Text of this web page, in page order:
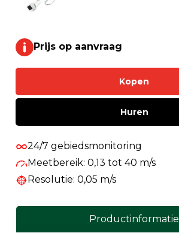
Prijs op aanvraag
Huren
Kopen
24/7 gebiedsmonitoring
Meetbereik: 0,13 tot 40 m/s
Resolutie: 0,05 m/s
Productinformatie